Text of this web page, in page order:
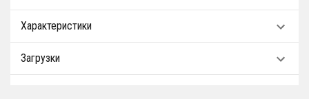
Характеристики
Загрузки